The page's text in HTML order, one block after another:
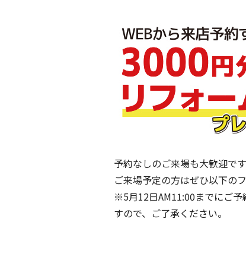
予約なしのご来場も大歓迎で
ご来場予定の方はぜひ以下の
※5月12日AM11:00までにご予
すので、ご了承ください。